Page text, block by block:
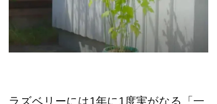
ラズベリーには1年に1度実がなる「一